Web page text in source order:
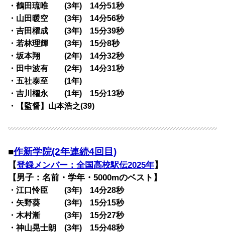
・鶴田琉唯 (3年) 14分51秒
・山田暖空 (3年) 14分56秒
・吉田櫂成 (3年) 15分39秒
・若林理輝 (3年) 15分8秒
・坂本翔 (2年) 14分32秒
・田中波有 (2年) 14分31秒
・五社泰至 (1年)
・吉川櫂永 (1年) 15分13秒
・【監督】山本浩之(39)
■作新学院(2年連続4回目)
【登録メンバー：全国高校駅伝2025年】
【男子：名前・学年・5000mのベスト】
・江口怜臣 (3年) 14分28秒
・矢野葵 (3年) 15分15秒
・木村漸 (3年) 15分27秒
・神山晃士朗 (3年) 15分48秒